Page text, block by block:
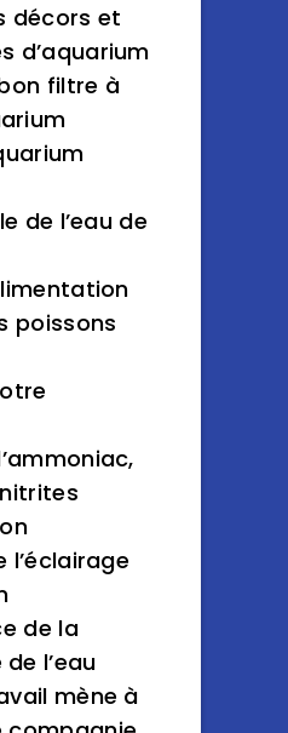
décors et
d’aquarium
filtre à
de l’eau de
poissons
l’éclairage
de la
l’eau
mène à